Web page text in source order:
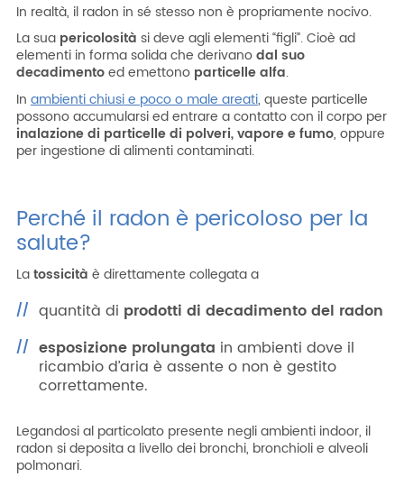
In realtà, il radon in sé stesso non è propriamente nocivo.
La sua pericolosità si deve agli elementi “figli”. Cioè ad
elementi in forma solida che derivanodal suo
decadimentoed emettono particelle alfa.
In ambienti chiusi e poco o male areati, queste particelle
possono accumularsi ed entrare a contatto con il corpo per
inalazione di particelle di polveri, vapore e fumo, oppure
per ingestione di alimenti contaminati.
Perché il radon è pericoloso per la
salute?
Latossicità è direttamente collegata a
quantità di prodotti di decadimento del radon
esposizione prolungata in ambienti dove il
ricambio d’aria è assente o non è gestito
correttamente.
Legandosi al particolato presente negli ambienti indoor, il
radon si deposita a livello dei bronchi, bronchioli e alveoli
polmonari.